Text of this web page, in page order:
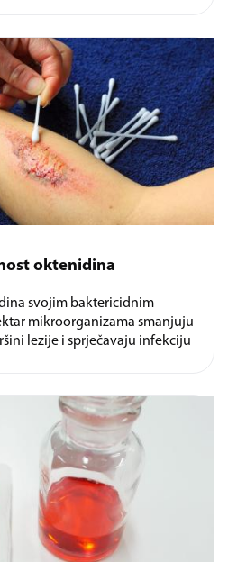
oktenidina
svojim baktericidnim
mikroorganizama smanjuju
lezije i sprječavaju infekciju